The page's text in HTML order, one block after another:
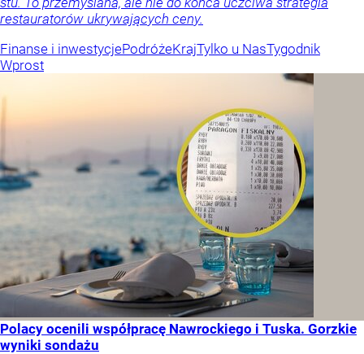
restauratorów ukrywających ceny.
Finanse i inwestycjePodróżeKrajTylko u NasTygodnik
Wprost
Polacy ocenili współpracę Nawrockiego i Tuska. Gorzkie
wyniki sondażu